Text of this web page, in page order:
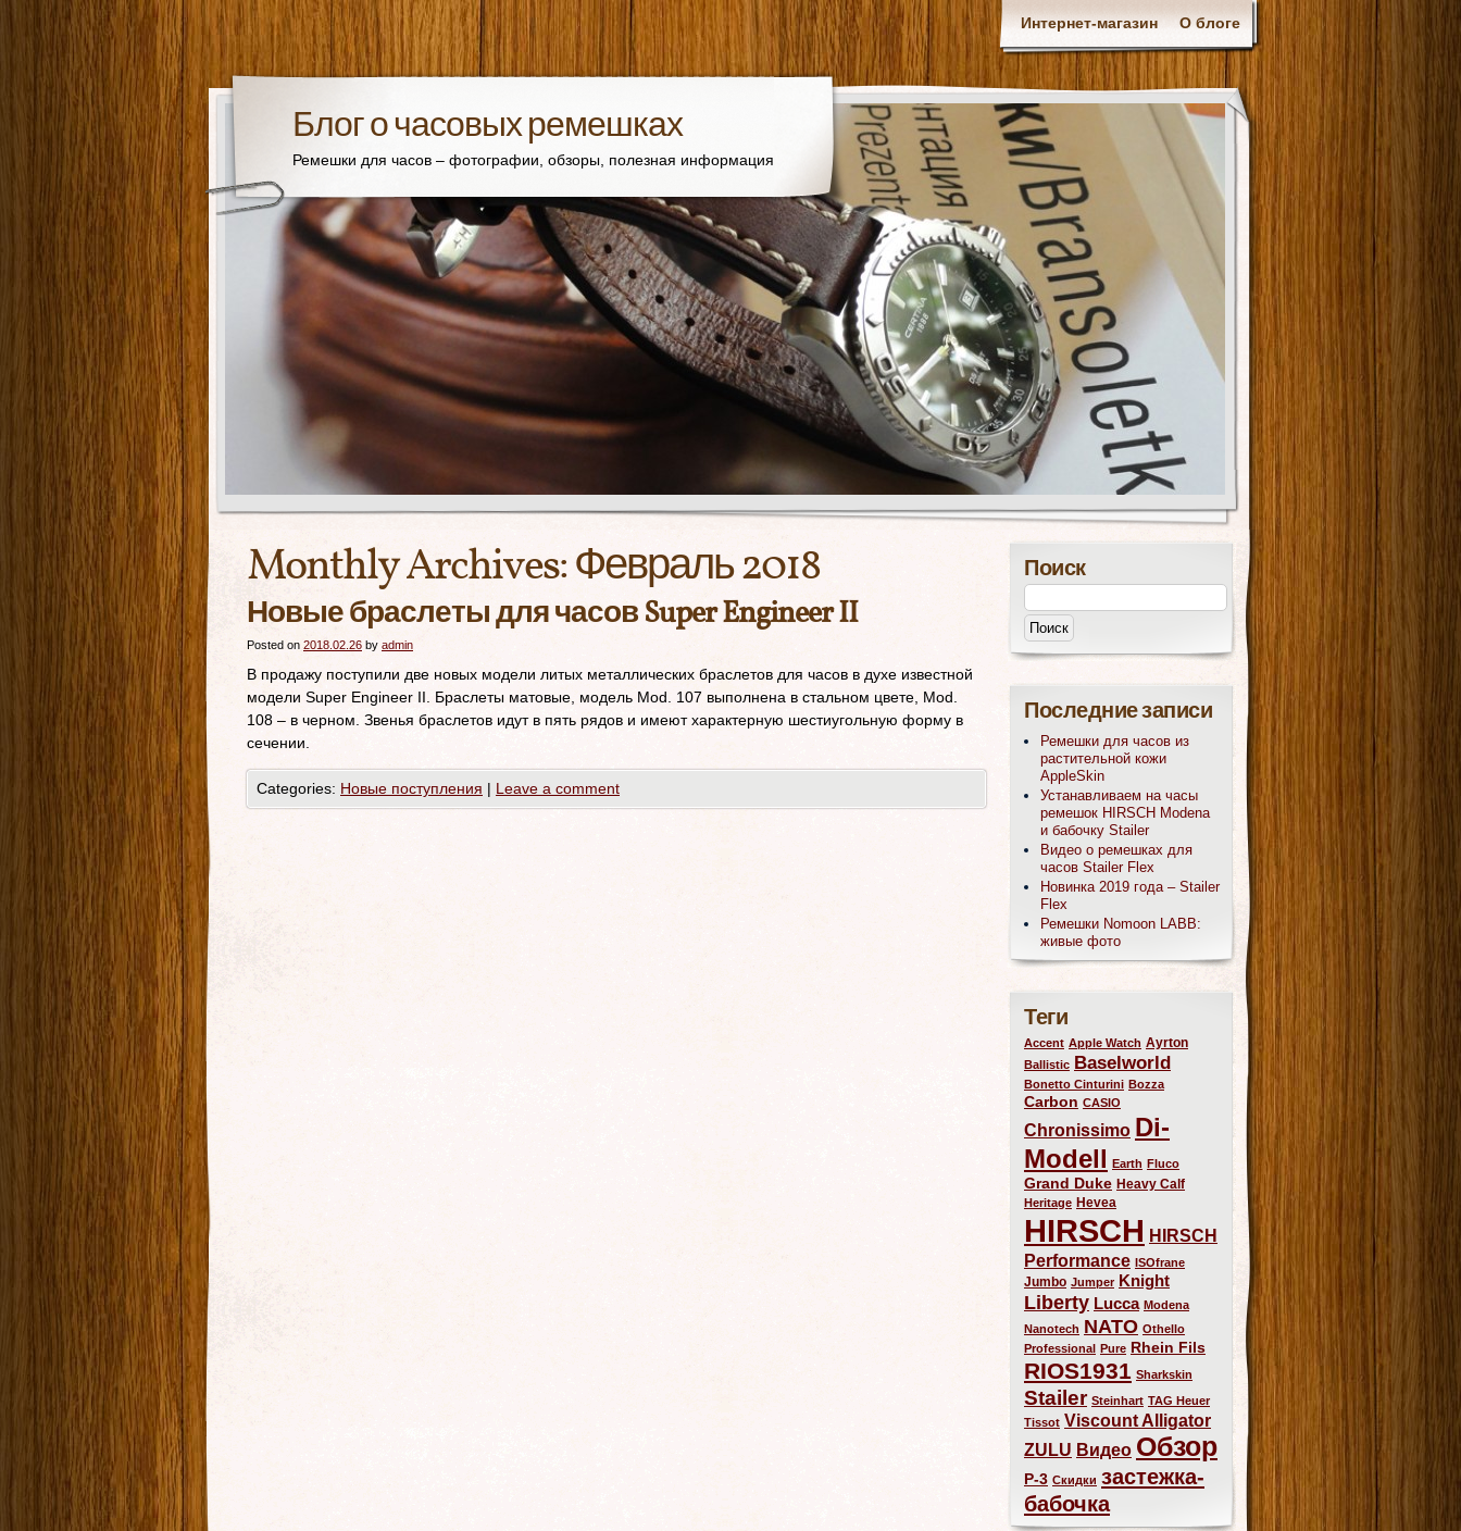
Интернет-магазин О блоге
Блог о часовых ремешках
Ремешки для часов – фотографии, обзоры, полезная информация
Monthly Archives:Февраль 2018
Новые браслеты для часов Super Engineer II
Posted on 2018.02.26 by admin
В продажу поступили две новых модели литых металлических браслетов для часов в духе известной
модели Super Engineer II. Браслеты матовые, модель Mod. 107 выполнена в стальном цвете, Mod.
108 – в черном. Звенья браслетов идут в пять рядов и имеют характерную шестиугольную форму в
сечении.
Categories: Новые поступления | Leave a comment
Поиск
Последние записи
Ремешки для часов из
растительной кожи
AppleSkin
Устанавливаем на часы
ремешок HIRSCH Modena
и бабочку Stailer
Видео о ремешках для
часов Stailer Flex
Новинка 2019 года – Stailer
Flex
Ремешки Nomoon LABB:
живые фото
Теги
Accent Apple Watch Ayrton
Ballistic Baselworld
Bonetto Cinturini Bozza
Carbon CASIO
Chronissimo Di-
Modell Earth Fluco
Grand Duke Heavy Calf
Heritage Hevea
HIRSCH HIRSCH
Performance ISOfrane
Jumbo Jumper Knight
Liberty Lucca Modena
Nanotech NATO Othello
Professional Pure Rhein Fils
RIOS1931 Sharkskin
Stailer Steinhart TAG Heuer
Tissot Viscount Alligator
ZULU Видео Обзор
Р-3 Скидки застежка-
бабочка